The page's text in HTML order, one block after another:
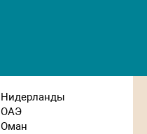
Нидерланды
ОАЭ
Оман